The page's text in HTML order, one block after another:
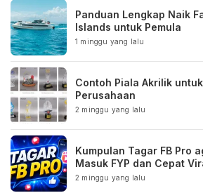
Panduan Lengkap Naik
Islands untuk Pemula
1 minggu yang lalu
Contoh Piala Akrilik
Perusahaan
2 minggu yang lalu
Kumpulan Tagar FB Pro
Masuk FYP dan Cepat
2 minggu yang lalu